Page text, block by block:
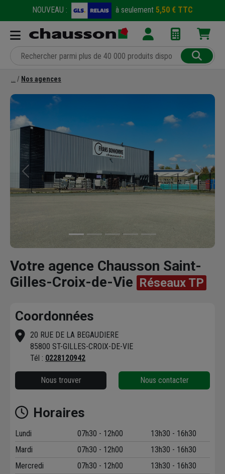
NOUVEAU : à seulement 5,50 € TTC
Nos agences
Précédent Suivant
Votre agence Chausson Saint-
Gilles-Croix-de-Vie Réseaux TP
Coordonnées
20 RUE DE LA BEGAUDIERE
85800 ST-GILLES-CROIX-DE-VIE
Tél : 0228120942
Nous trouver Nous contacter
Horaires
Lundi 07h30 - 12h00
13h30 - 16h30
Mardi
07h30 - 12h00
13h30 - 16h30
Mercredi
07h30 - 12h00
13h30 - 16h30